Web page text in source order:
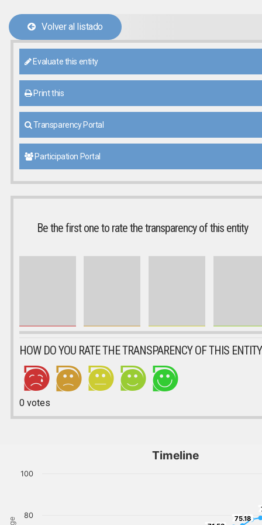
Volver al listado
Evaluate this entity
Print this
Transparency Portal
Participation Portal
Be the first one to rate the transparency of this entity
HOW DO YOU RATE THE TRANSPARENCY OF THIS
0votes
Timeline
75.18
75.18
80
100